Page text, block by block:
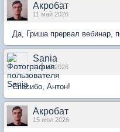
Акробат
11 май 2026
Да, Гриша прервал вебинар,
Sania
11 май 2026
Спасибо, Антон!
Акробат
15 июл 2026